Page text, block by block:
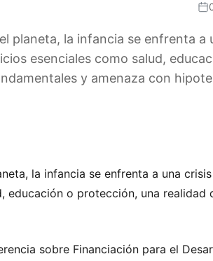
planeta, la infancia se enfrenta
esenciales como salud,
y amenaza con
la infancia se enfrenta a una
educación o protección, una
sobre Financiación para el